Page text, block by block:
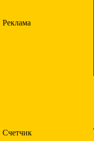
Реклама
Счетчик